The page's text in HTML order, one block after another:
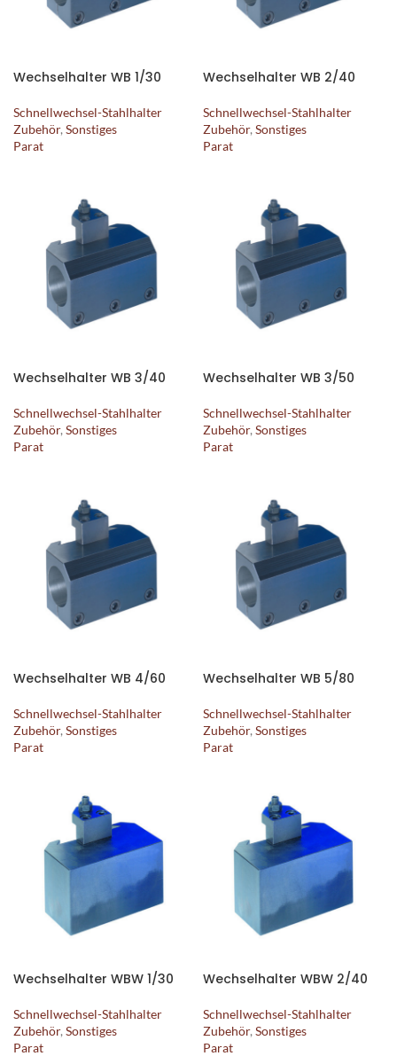
Wechselhalter WB 1/30
Schnellwechsel-Stahlhalter
Zubehör, Sonstiges
Parat
Wechselhalter WB 2/40
Schnellwechsel-Stahlhalter
Zubehör, Sonstiges
Parat
Wechselhalter WB 3/40
Schnellwechsel-Stahlhalter
Zubehör, Sonstiges
Parat
Wechselhalter WB 3/50
Schnellwechsel-Stahlhalter
Zubehör, Sonstiges
Parat
Wechselhalter WB 4/60
Schnellwechsel-Stahlhalter
Zubehör, Sonstiges
Parat
Wechselhalter WB 5/80
Schnellwechsel-Stahlhalter
Zubehör, Sonstiges
Parat
Wechselhalter WBW 1/30
Schnellwechsel-Stahlhalter
Zubehör, Sonstiges
Parat
Wechselhalter WBW 2/40
Schnellwechsel-Stahlhalter
Zubehör, Sonstiges
Parat